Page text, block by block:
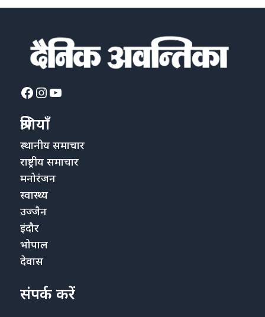
Facebook
Instagram
YouTube
श्रेणियाँ
स्थानीय समाचार
राष्ट्रीय समाचार
मनोरंजन
स्वास्थ्य
उज्जैन
इंदौर
भोपाल
देवास
संपर्क करें